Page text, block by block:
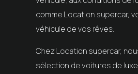
comme Location supercar,
véhicule de vos rêves.
Chez Location supercar,
sélection de voitures de